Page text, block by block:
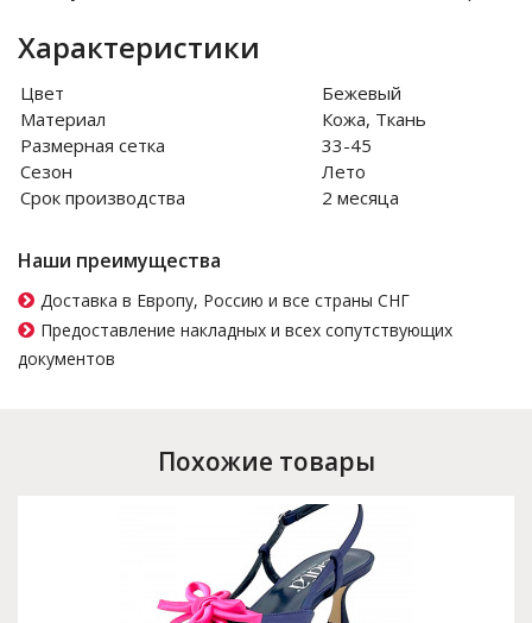
Характеристики
Цвет
Бежевый
Материал
Кожа, Ткань
Размерная сетка
33-45
Сезон
Лето
Срок производства
2 месяца
Наши преимущества
Доставка в Европу, Россию и все страны СНГ
Предоставление накладных и всех сопутствующих
документов
Похожие товары